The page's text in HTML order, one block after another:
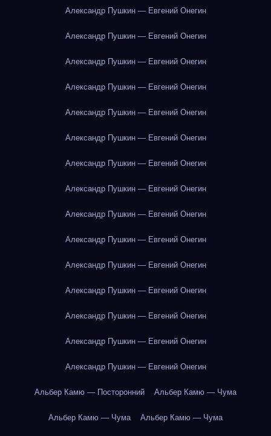
Александр Пушкин — Евгений Онегин
Александр Пушкин — Евгений Онегин
Александр Пушкин — Евгений Онегин
Александр Пушкин — Евгений Онегин
Александр Пушкин — Евгений Онегин
Александр Пушкин — Евгений Онегин
Александр Пушкин — Евгений Онегин
Александр Пушкин — Евгений Онегин
Александр Пушкин — Евгений Онегин
Александр Пушкин — Евгений Онегин
Александр Пушкин — Евгений Онегин
Александр Пушкин — Евгений Онегин
Александр Пушкин — Евгений Онегин
Александр Пушкин — Евгений Онегин
Александр Пушкин — Евгений Онегин
Альбер Камю — Посторонний Альбер Камю — Чума
Альбер Камю — Чума Альбер Камю — Чума